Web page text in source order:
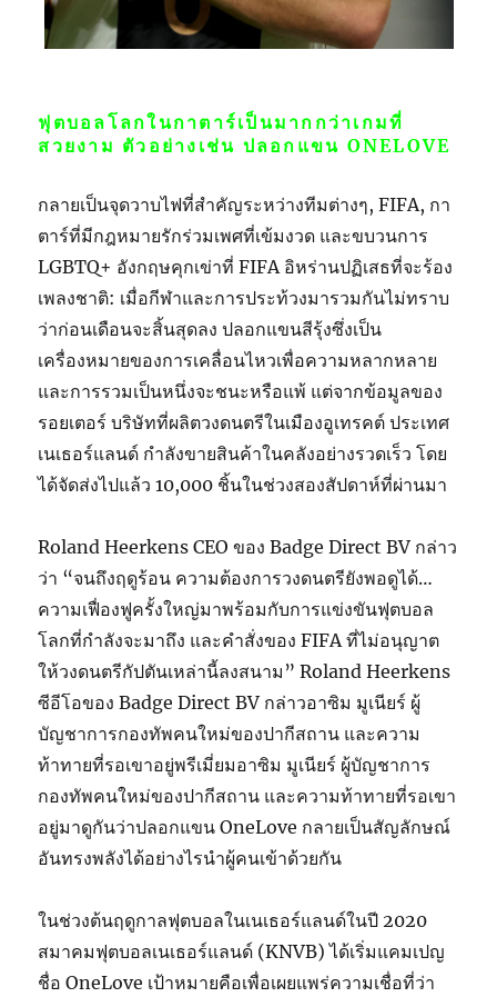
ฟุตบอลโลกในกาตาร์เป็นมากกว่าเกมที่
สวยงาม ตัวอย่างเช่น ปลอกแขน ONELOVE
กลายเป็นจุดวาบไฟที่สำคัญระหว่างทีมต่างๆ, FIFA, กา
ตาร์ที่มีกฎหมายรักร่วมเพศที่เข้มงวด และขบวนการ
LGBTQ+ อังกฤษคุกเข่าที่ FIFA อิหร่านปฏิเสธที่จะร้อง
เพลงชาติ: เมื่อกีฬาและการประท้วงมารวมกันไม่ทราบ
ว่าก่อนเดือนจะสิ้นสุดลง ปลอกแขนสีรุ้งซึ่งเป็น
เครื่องหมายของการเคลื่อนไหวเพื่อความหลากหลาย
และการรวมเป็นหนึ่งจะชนะหรือแพ้ แต่จากข้อมูลของ
รอยเตอร์ บริษัทที่ผลิตวงดนตรีในเมืองอูเทรคต์ ประเทศ
เนเธอร์แลนด์ กำลังขายสินค้าในคลังอย่างรวดเร็ว โดย
ได้จัดส่งไปแล้ว 10,000 ชิ้นในช่วงสองสัปดาห์ที่ผ่านมา
Roland Heerkens CEO ของ Badge Direct BV กล่าว
ว่า “จนถึงฤดูร้อน ความต้องการวงดนตรียังพอดูได้…
ความเฟื่องฟูครั้งใหญ่มาพร้อมกับการแข่งขันฟุตบอล
โลกที่กำลังจะมาถึง และคำสั่งของ FIFA ที่ไม่อนุญาต
ให้วงดนตรีกัปตันเหล่านี้ลงสนาม” Roland Heerkens
ซีอีโอของ Badge Direct BV กล่าวอาซิม มูเนียร์ ผู้
บัญชาการกองทัพคนใหม่ของปากีสถาน และความ
ท้าทายที่รอเขาอยู่พรีเมี่ยมอาซิม มูเนียร์ ผู้บัญชาการ
กองทัพคนใหม่ของปากีสถาน และความท้าทายที่รอเขา
อยู่มาดูกันว่าปลอกแขน OneLove กลายเป็นสัญลักษณ์
อันทรงพลังได้อย่างไรนำผู้คนเข้าด้วยกัน
ในช่วงต้นฤดูกาลฟุตบอลในเนเธอร์แลนด์ในปี 2020
สมาคมฟุตบอลเนเธอร์แลนด์ (KNVB) ได้เริ่มแคมเปญ
ชื่อ OneLove เป้าหมายคือเพื่อเผยแพร่ความเชื่อที่ว่า